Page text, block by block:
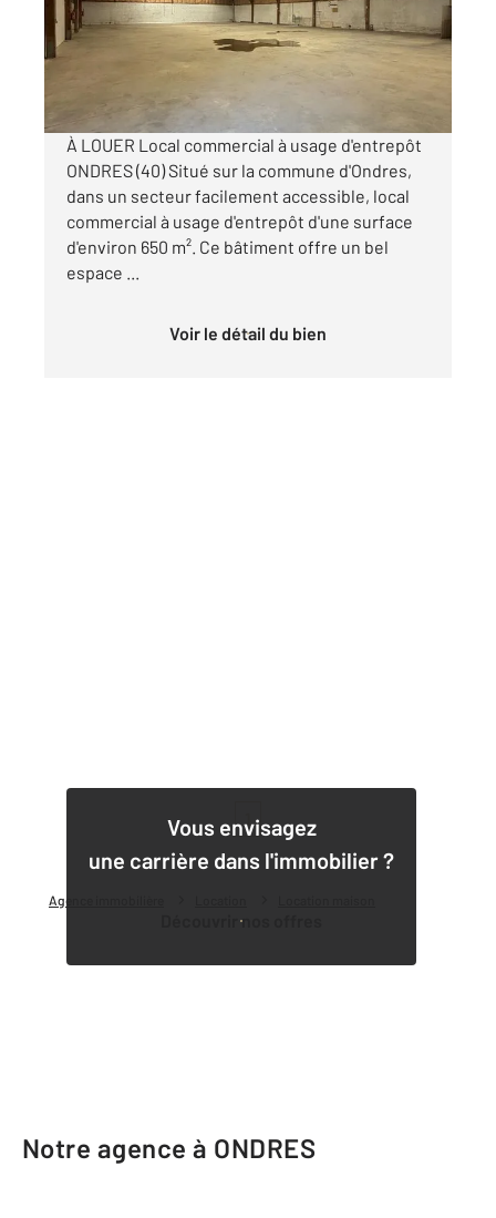
Agence immobilière
Maison à louer
3 100 €
À LOUER Local commercial à usage d'entrepôt
ONDRES (40) Situé sur la commune d'Ondres,
dans un secteur facilement accessible, local
commercial à usage d'entrepôt d'une surface
d'environ 650 m². Ce bâtiment offre un bel
espace ...
Voir le détail du bien
Vous envisagez
une carrière dans l'immobilier ?
Découvrir nos offres
Notre agence à ONDRES